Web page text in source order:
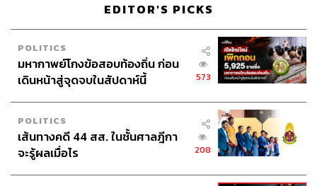
EDITOR'S PICKS
POLITICS
มหากาพย์โกงข้อสอบท้องถิ่น ก่อน
เดินหน้าสู่จุดจบในสัปดาห์นี้
573
POLITICS
เส้นทางคดี 44 สส. ในชั้นศาลฎีกา
จะรู้ผลเมื่อไร
208